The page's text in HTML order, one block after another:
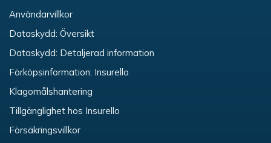
Användarvillkor
Dataskydd: Översikt
Dataskydd: Detaljerad information
Förköpsinformation: Insurello
Klagomålshantering
Tillgänglighet hos Insurello
Försäkringsvillkor